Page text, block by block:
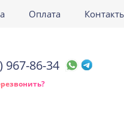
Оплата
967-86-34